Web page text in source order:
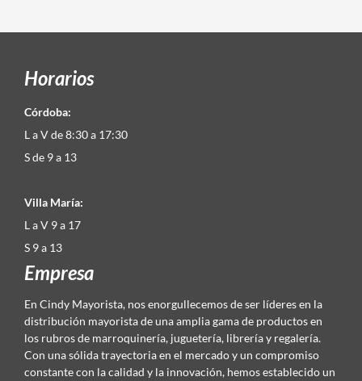
Horarios
Córdoba:
L a V de 8:30 a 17:30
S de 9 a 13
Villa María:
L a V 9 a 17
S 9 a 13
Empresa
En Cindy Mayorista, nos enorgullecemos de ser líderes en la
distribución mayorista de una amplia gama de productos en
los rubros de marroquinería, juguetería, librería y regalería.
Con una sólida trayectoria en el mercado y un compromiso
constante con la calidad y la innovación, hemos establecido un